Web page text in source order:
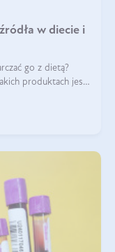
w diecie i
go z dietą?
produktach jest